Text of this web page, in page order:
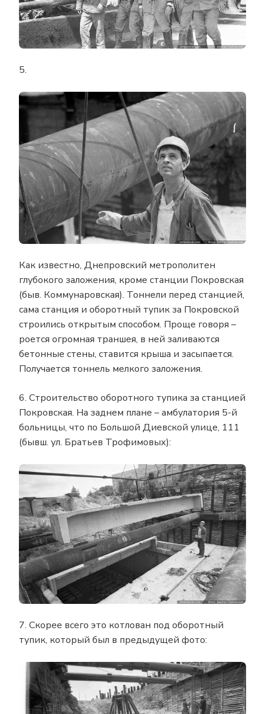
5.
Как известно, Днепровский метрополитен
глубокого заложения, кроме станции Покровская
(быв. Коммунаровская). Тоннели перед станцией,
сама станция и оборотный тупик за Покровской
строились открытым способом. Проще говоря –
роется огромная траншея, в ней заливаются
бетонные стены, ставится крыша и засыпается.
Получается тоннель мелкого заложения.
6. Строительство оборотного тупика за станцией
Покровская. На заднем плане – амбулатория 5-й
больницы, что по Большой Диевской улице, 111
(бывш. ул. Братьев Трофимовых):
7. Скорее всего это котлован под оборотный
тупик, который был в предыдущей фото: